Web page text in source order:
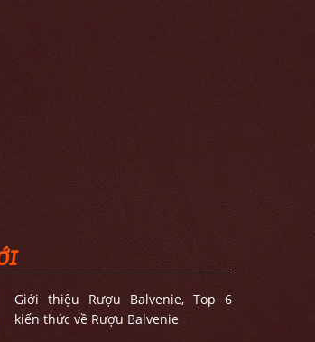
Giới thiệu Rượu Balvenie, Top 6
kiến thức về Rượu Balvenie